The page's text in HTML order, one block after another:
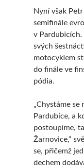
Nyní však
semifinále
v Pardubicích.
svých
motocyklem
do finále ve
pódia.
„Chystáme se
Pardubice, a
postoupíme,
Žarnovice,“
se, přičemž
dechem